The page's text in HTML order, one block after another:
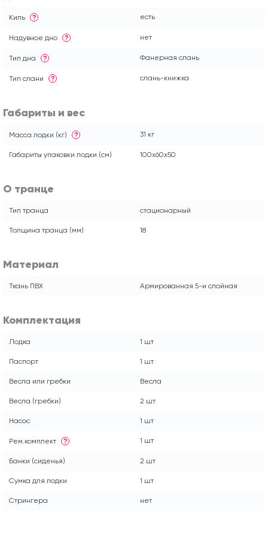
Киль ? есть
Надувное дно ? нет
Тип дна ? Фанерная слань
Тип слани ? слань-книжка
Габариты и вес
Масса лодки (кг) ? 31 кг
Габариты упаковки лодки (см) 100х60х50
О транце
Тип транца стационарный
Толщина транца (мм) 18
Материал
Ткань ПВХ Армированная 5-и слойная
Комплектация
Лодка 1 шт
Паспорт 1 шт
Весла или гребки Весла
Весла (гребки) 2 шт
Насос 1 шт
Рем.комплект ? 1 шт
Банки (сиденья) 2 шт
Сумка для лодки 1 шт
Стрингера нет